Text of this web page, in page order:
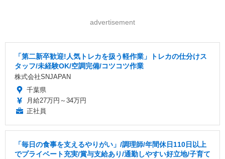
advertisement
「第二新卒歓迎!人気トレカを扱う軽作業」トレカの仕分けス
タッフ/未経験OK/空調完備/コツコツ作業
株式会社SNJAPAN
千葉県
月給27万円～34万円
正社員
「毎日の食事を支えるやりがい」/調理師/年間休日110日以上
でプライベート充実/賞与支給あり/通勤しやすい好立地/子育て